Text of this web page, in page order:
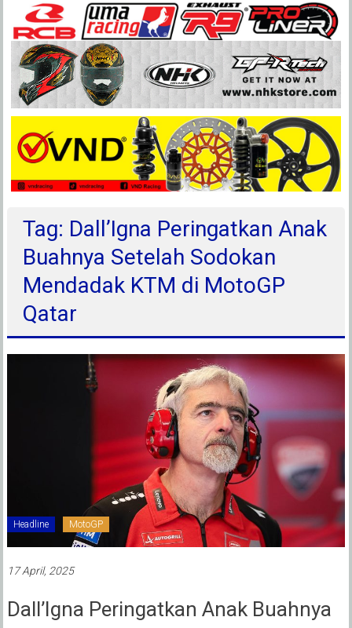
Tag: Dall’Igna Peringatkan Anak
Buahnya Setelah Sodokan
Mendadak KTM di MotoGP
Qatar
Headline MotoGP
17 April, 2025
Dall’Igna Peringatkan Anak Buahnya